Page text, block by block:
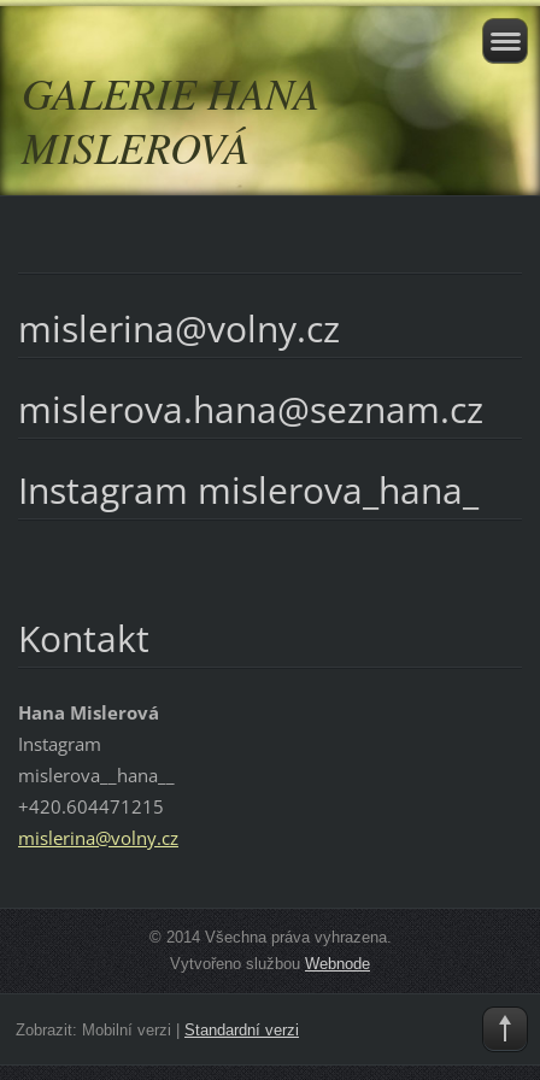
GALERIE HANA
MISLEROVÁ
mislerina@volny.cz
mislerova.hana@seznam.cz
Instagram mislerova_hana_
Kontakt
Hana Mislerová
Instagram
mislerova__hana__
+420.604471215
mislerina@volny.cz
© 2014 Všechna práva vyhrazena.
Vytvořeno službou Webnode
Zobrazit: Mobilní verzi Standardní verzi